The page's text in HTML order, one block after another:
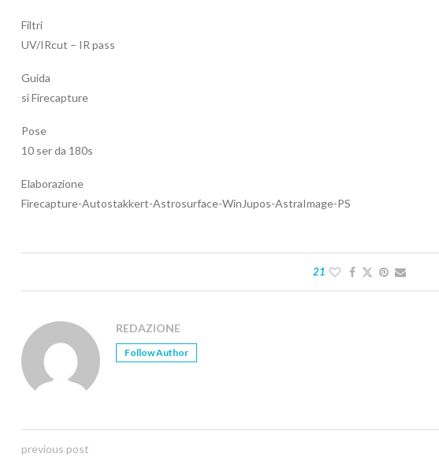
Filtri
UV/IRcut – IR pass
Guida
si Firecapture
Pose
10 ser da 180s
Elaborazione
Firecapture-Autostakkert-Astrosurface-WinJupos-AstraImage-PS
21
REDAZIONE
Follow Author
previous post